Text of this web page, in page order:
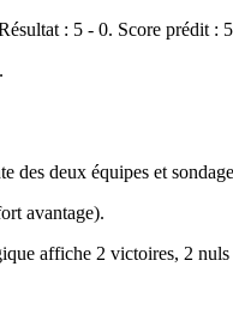
: 5 - 0. Score prédit :
des deux équipes et
avantage).
affiche 2 victoires, 2